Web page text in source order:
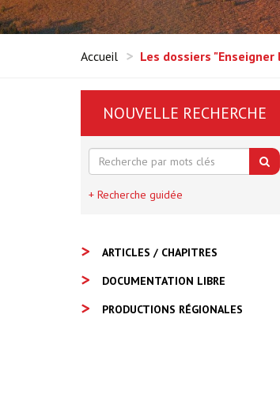
Accueil Les dossiers "Enseigner
NOUVELLE RECHERCHE
+ Recherche guidée
ARTICLES / CHAPITRES
DOCUMENTATION LIBRE
PRODUCTIONS RÉGIONALES